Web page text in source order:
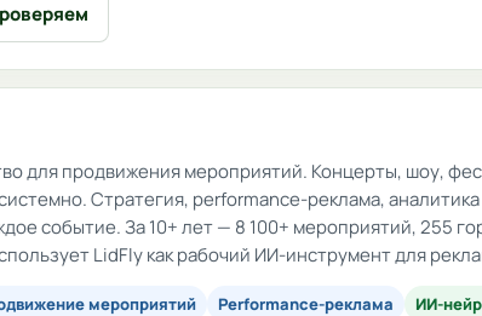
для продвижения мероприятий. Концерты, шоу,
Стратегия, performance-реклама,
событие. За 10+ лет — 8 100+ мероприятий, 255
LidFly как рабочий ИИ-инструмент для
мероприятий Performance-реклама ИИ-